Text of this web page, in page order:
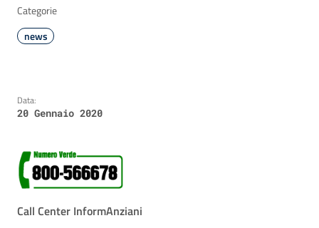
Categorie
news
Data:
20 Gennaio 2020
Call Center InformAnziani